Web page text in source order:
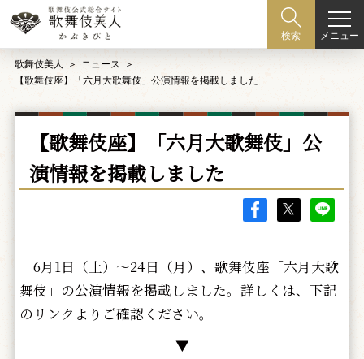
検索 メニュー
歌舞伎美人
ニュース
【歌舞伎座】「六月大歌舞伎」公演情報を掲載しました
【歌舞伎座】「六月大歌舞伎」公
演情報を掲載しました
6月1日（土）～24日（月）、歌舞伎座「六月大歌
舞伎」の公演情報を掲載しました。詳しくは、下記
のリンクよりご確認ください。
▼